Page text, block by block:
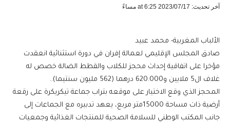
آخر تحديث: 2023/07/17 at 6:25 مساءً
الألباب المغربية- محمد عبيد
صادق المجلس الإقليمي لعمالة إفران في دورة استثنائية انعقدت
مؤخرا على اتفاقية إحداث محجز للكلاب والقطط الضالة خصص له
غلاف ال5 ملايين و620.000 درهما (562 مليون سنتيما)..
المحجز الذي وقع الاختيار على موقعه بتراب جماعة تيكريكرة على رقعة
أرضية ذات مساحة 15000متر مربع، يعهد تدبيره مع الجماعات إلى
جانب المكتب الوطني للسلامة الصحية للمنتجات الغذائية وجمعيات